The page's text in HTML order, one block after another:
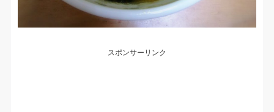
スポンサーリンク